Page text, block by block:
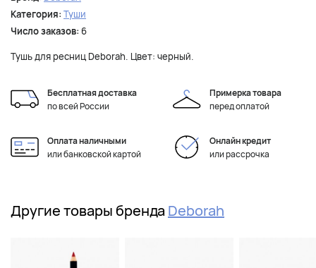
Категория: Туши
Число заказов: 6
Тушь для ресниц Deborah. Цвет: черный.
Бесплатная доставка
по всей России
Примерка товара
перед оплатой
Оплата наличными
или банковской картой
Онлайн кредит
или рассрочка
Другие товары бренда Deborah